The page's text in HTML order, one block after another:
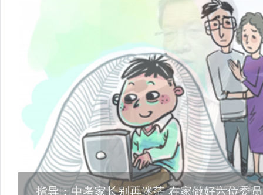
龙永图：从我送外孙女去美国谈谈中国的教
指导：中考家长别再迷茫 在家做好六位委员
用光影打开孩子大脑的几何空间——勾股定
数学】